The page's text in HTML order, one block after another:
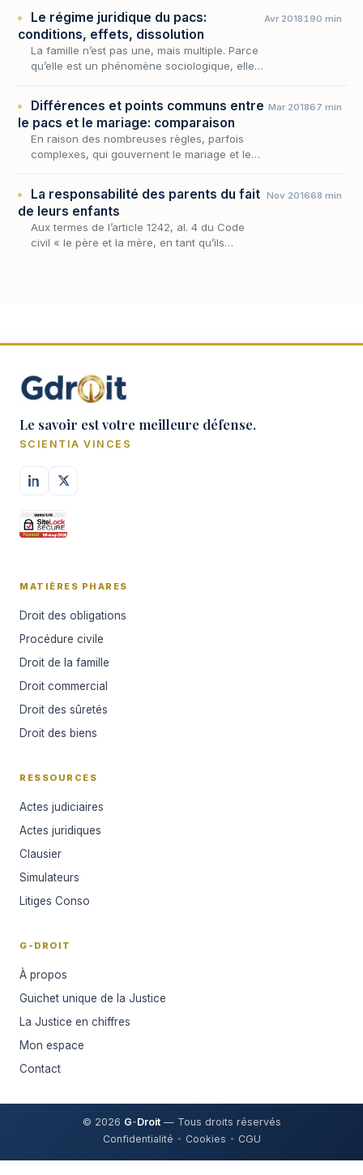
première, car…
Le régime juridique du pacs:
conditions, effets, dissolution
La famille n’est pas une, mais multiple. Parce
qu’elle est un phénomène sociologique, elle a
Avr 2018190 min
Différences et points communs entre
le pacs et le mariage: comparaison
En raison des nombreuses règles, parfois
complexes, qui gouvernent le mariage et le
entre…
Mar 201867 min
La responsabilité des parents du fait
de leurs enfants
Aux termes de l’article 1242, al. 4 du Code
civil « le père et la mère, en tant qu’ils
Nov 201668 min
Le savoir est votre meilleure défense.
SCIENTIA VINCES
MATIÈRES PHARES
Droit des obligations
Procédure civile
Droit de la famille
Droit commercial
Droit des sûretés
Droit des biens
RESSOURCES
Actes judiciaires
Actes juridiques
Clausier
Simulateurs
Litiges Conso
G-DROIT
À propos
Guichet unique de la Justice
La Justice en chiffres
Mon espace
Contact
© 2026 G-Droit— Tous droits réservés
Confidentialité
Cookies CGU